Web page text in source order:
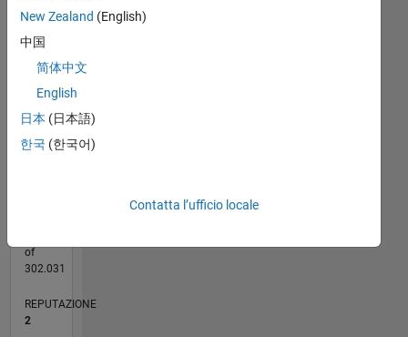
CONTRIBUTI
0
1
L
12/19
09/20
06/21
03/22
12/22
09/23
06/24
03/25
12/25
10/20
08/21
06/22
04/23
02/24
12/24
10/25
08/26
11/20
10/21
09/22
08/23
07/24
06/25
05/26
of
302.031
REPUTAZIONE
2
New Zealand (English)
中国
简体中文
English
日本 (日本語)
한국 (한국어)
Contatta l’ufficio locale